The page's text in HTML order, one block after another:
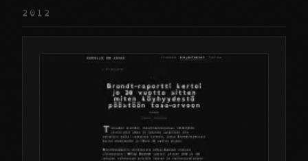
2012